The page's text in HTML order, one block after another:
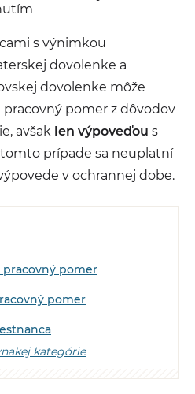
s výnimkou
dovolenke a
dovolenke môže
pomer z dôvodov
avšak len výpoveďou s
prípade sa neuplatní
v ochrannej dobe.
pomer
pomer
kategórie